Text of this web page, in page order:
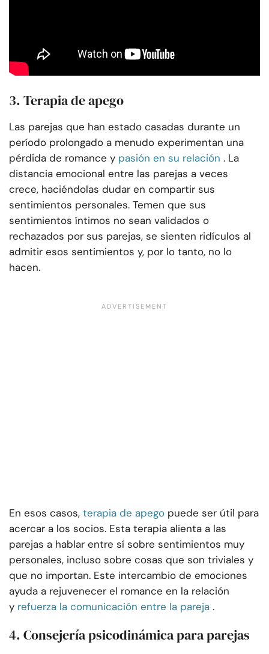
3. Terapia de apego
Las parejas que han estado casadas durante un
período prolongado a menudo experimentan una
pérdida de romance y pasión en su relación . La
distancia emocional entre las parejas a veces
crece, haciéndolas dudar en compartir sus
sentimientos personales. Temen que sus
sentimientos íntimos no sean validados o
rechazados por sus parejas, se sienten ridículos al
admitir esos sentimientos y, por lo tanto, no lo
hacen.
En esos casos, terapia de apego puede ser útil para
acercar a los socios. Esta terapia alienta a las
parejas a hablar entre sí sobre sentimientos muy
personales, incluso sobre cosas que son triviales y
que no importan. Este intercambio de emociones
ayuda a rejuvenecer el romance en la relación
y refuerza la comunicación entre la pareja .
4. Consejería psicodinámica para parejas